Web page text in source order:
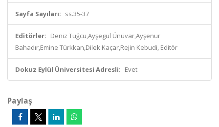
Sayfa Sayıları: ss.35-37
Editörler: Deniz Tuğcu,Ayşegül Ünüvar,Ayşenur
Bahadır,Emine Türkkan,Dilek Kaçar,Rejin Kebudi, Editör
Dokuz Eylül Üniversitesi Adresli: Evet
Paylaş